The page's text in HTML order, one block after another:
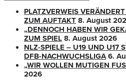
PLATZVERWEIS
ZUM AUFTAKT 8. August
„DENNOCH HABEN WIR
ZUM SPIEL 8. August 2026
NLZ-SPIELE – U19 UND U17
DFB-NACHWUCHSLIGA 6.
„WIR WOLLEN MUTIGEN
2026